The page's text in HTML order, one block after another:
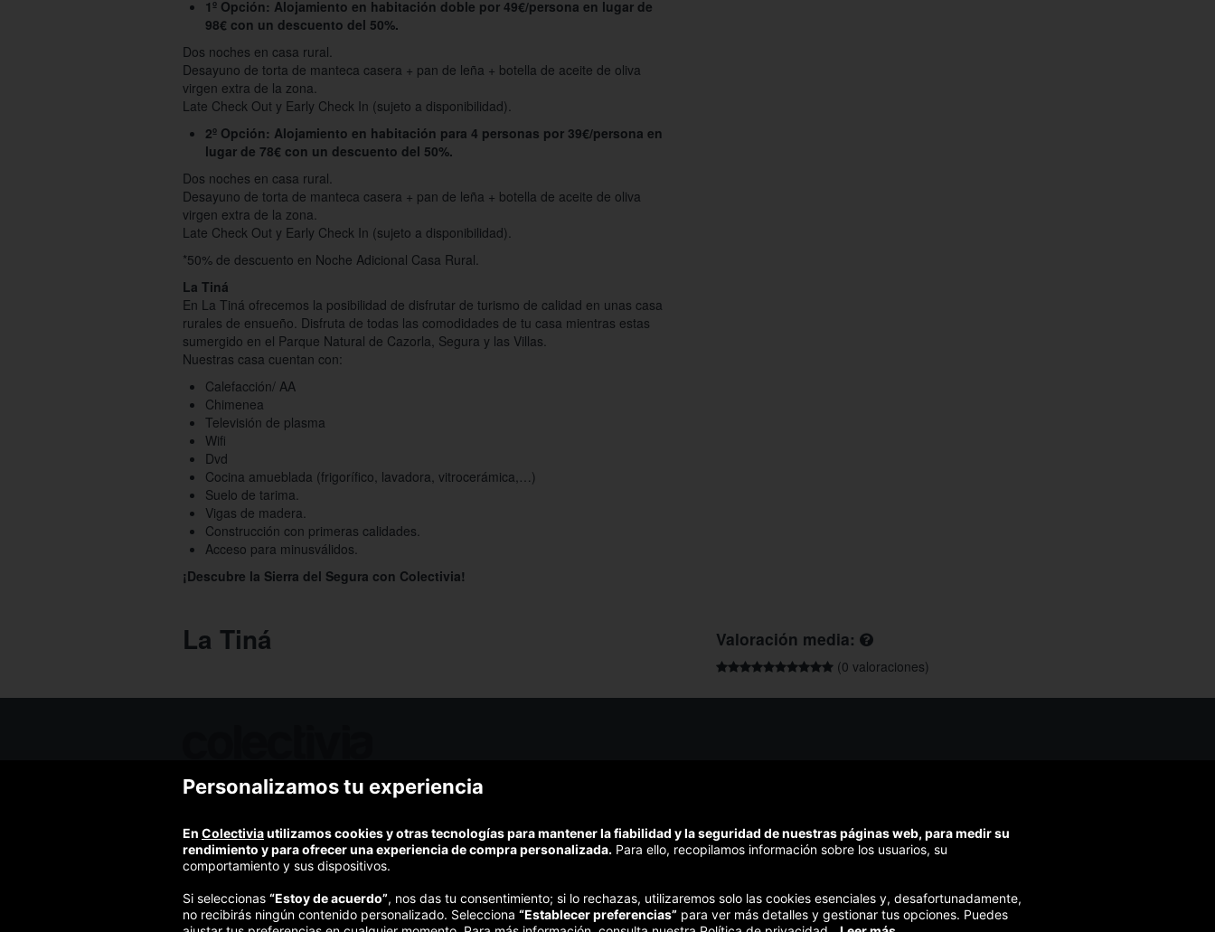
1º Opción: Alojamiento en habitación doble por 49€/persona en lugar de
98€ con un descuento del 50%.
Dos noches en casa rural.
Desayuno de torta de manteca casera + pan de leña + botella de aceite de oliva
virgen extra de la zona.
Late Check Out y Early Check In (sujeto a disponibilidad).
2º Opción: Alojamiento en habitación para 4 personas por 39€/persona en
lugar de 78€ con un descuento del 50%.
Dos noches en casa rural.
Desayuno de torta de manteca casera + pan de leña + botella de aceite de oliva
virgen extra de la zona.
Late Check Out y Early Check In (sujeto a disponibilidad).
*50% de descuento en Noche Adicional Casa Rural.
La Tiná
En La Tiná ofrecemos la posibilidad de disfrutar de turismo de calidad en unas casa
rurales de ensueño. Disfruta de todas las comodidades de tu casa mientras estas
sumergido en el Parque Natural de Cazorla, Segura y las Villas.
Nuestras casa cuentan con:
Calefacción/ AA
Chimenea
Televisión de plasma
Wifi
Dvd
Cocina amueblada (frigorífico, lavadora, vitrocerámica,…)
Suelo de tarima.
Vigas de madera.
Construcción con primeras calidades.
Acceso para minusválidos.
¡Descubre la Sierra del Segura con Colectivia!
La Tiná Valoración media:
(0 valoraciones)
Ofertas de hoy
Términos y condiciones
Política de privacidad y aviso legal
Política de cookies
¿Cómo funciona Colectivia?
Trabaja con nosotros
Estudio turismo de verano 2020
(Te respondemos en menos de 48h)
Compra segura
Personalizamos tu experiencia
En Colectiviautilizamos cookies y otras tecnologías para mantener la fiabilidad y la seguridad de nuestras páginas web, para medir su
rendimiento y para ofrecer una experiencia de compra personalizada. Para ello, recopilamos información sobre los usuarios, su
comportamiento y sus dispositivos.
Si seleccionas “Estoy de acuerdo”, nos das tu consentimiento; si lo rechazas, utilizaremos solo las cookies esenciales y, desafortunadamente,
no recibirás ningún contenido personalizado. Selecciona “Establecer preferencias” para ver más detalles y gestionar tus opciones. Puedes